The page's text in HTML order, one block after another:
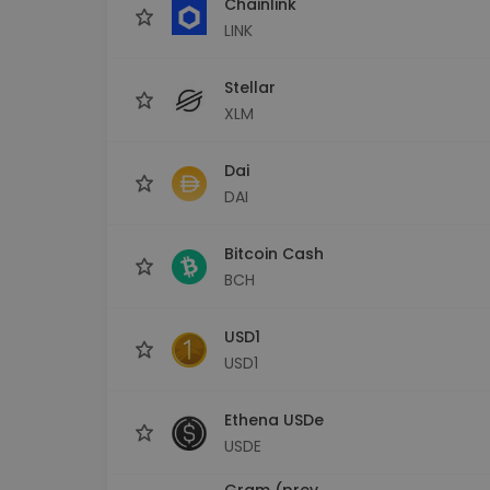
LINK
Stellar
XLM
Dai
DAI
Bitcoin Cash
BCH
USD1
USD1
Ethena USDe
USDE